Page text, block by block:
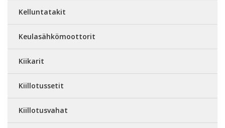
Kelluntatakit
Keulasähkömoottorit
Kiikarit
Kiillotussetit
Kiillotusvahat